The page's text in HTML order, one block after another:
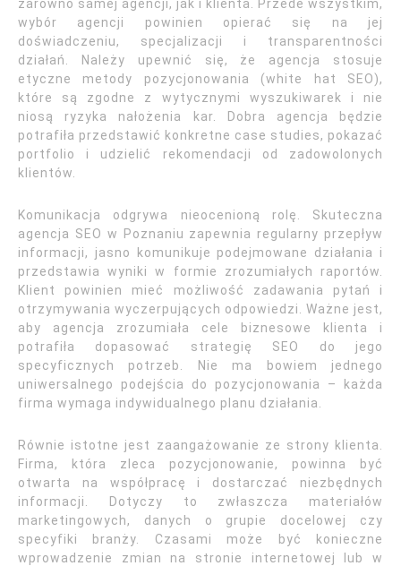
zarówno samej agencji, jak i klienta. Przede wszystkim,
wybór agencji powinien opierać się na jej
doświadczeniu, specjalizacji i transparentności
działań. Należy upewnić się, że agencja stosuje
etyczne metody pozycjonowania (white hat SEO),
które są zgodne z wytycznymi wyszukiwarek i nie
niosą ryzyka nałożenia kar. Dobra agencja będzie
potrafiła przedstawić konkretne case studies, pokazać
portfolio i udzielić rekomendacji od zadowolonych
klientów.
Komunikacja odgrywa nieocenioną rolę. Skuteczna
agencja SEO w Poznaniu zapewnia regularny przepływ
informacji, jasno komunikuje podejmowane działania i
przedstawia wyniki w formie zrozumiałych raportów.
Klient powinien mieć możliwość zadawania pytań i
otrzymywania wyczerpujących odpowiedzi. Ważne jest,
aby agencja zrozumiała cele biznesowe klienta i
potrafiła dopasować strategię SEO do jego
specyficznych potrzeb. Nie ma bowiem jednego
uniwersalnego podejścia do pozycjonowania – każda
firma wymaga indywidualnego planu działania.
Równie istotne jest zaangażowanie ze strony klienta.
Firma, która zleca pozycjonowanie, powinna być
otwarta na współpracę i dostarczać niezbędnych
informacji. Dotyczy to zwłaszcza materiałów
marketingowych, danych o grupie docelowej czy
specyfiki branży. Czasami może być konieczne
wprowadzenie zmian na stronie internetowej lub w